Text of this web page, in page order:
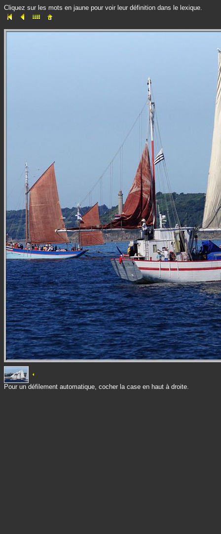
Cliquez sur les mots en jaune pour voir leur définition dans le lexique.
Pour un défilement automatique, cocher la case en haut à droite.